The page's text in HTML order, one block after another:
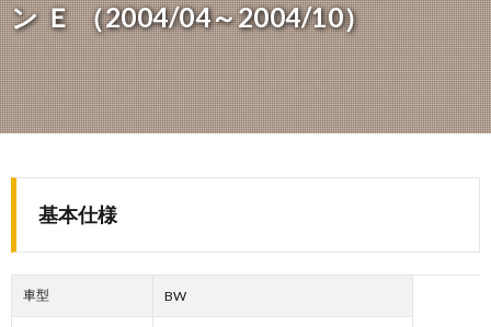
ン Ｅ （2004/04～2004/10）
基本仕様
車型 BW